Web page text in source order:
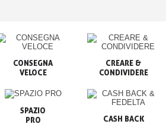
CONSEGNA
VELOCE
CREARE &
CONDIVIDERE
SPAZIO
PRO
CASH BACK